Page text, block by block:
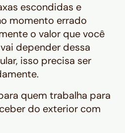
escondidas e
momento errado
o valor que você
depender dessa
isso precisa ser
quem trabalha para
do exterior com